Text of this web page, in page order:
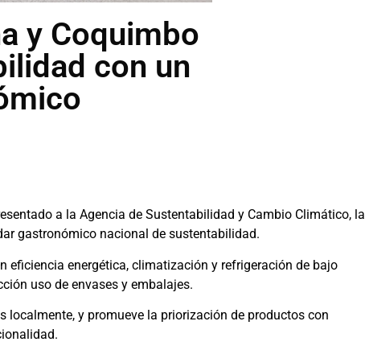
y Coquimbo
con un
a la Agencia de Sustentabilidad y Cambio Climático, la
gastronómico nacional de sustentabilidad.
eficiencia energética, climatización y refrigeración de bajo
uso de envases y embalajes.
y promueve la priorización de productos con